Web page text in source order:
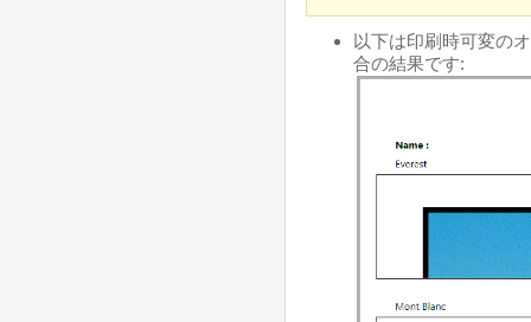
以下は印刷時可変の
合の結果です: